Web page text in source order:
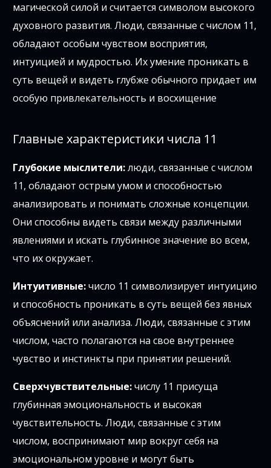
магической силой и считается символом высокого
духовного развития. Люди, связанные с числом 11,
обладают особым чувством восприятия,
интуицией и мудростью. Их умение проникать в
суть вещей и видеть глубже обычного придает им
особую привлекательность и восхищение
Главные характеристики числа 11
Глубокие мыслители:люди, связанные с числом
11, обладают острым умом и способностью
анализировать и понимать сложные концепции.
Они способны видеть связи между различными
явлениями и искать глубинное значение во всем,
что их окружает.
Интуитивные:число 11 символизирует интуицию
и способность проникать в суть вещей без явных
объяснений или анализа. Люди, связанные с этим
числом, часто полагаются на свое внутреннее
чувство и инстинкты при принятии решений.
Сверхчувствительные:числу 11 присуща
глубинная эмоциональность и высокая
чувствительность. Люди, связанные с этим
числом, воспринимают мир вокруг себя на
эмоциональном уровне и могут быть